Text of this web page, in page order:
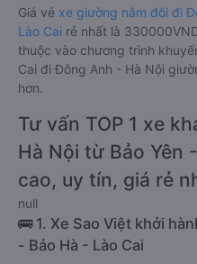
Giá vé xe giường nằm đôi đi
Lào Cai rẻ nhất là
thuộc vào chương trình
Cai đi Đông Anh - Hà Nội
hơn.
Tư vấn TOP 1 xe
Hà Nội từ Bảo Yên
cao, uy tín, giá rẻ
null
🚌 1. Xe Sao Việt khởi
- Bảo Hà - Lào Cai